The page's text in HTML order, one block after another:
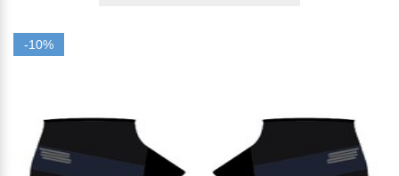
-10%